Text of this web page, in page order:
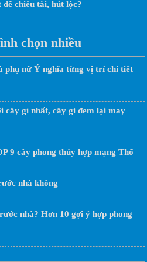
chiêu tài, hút lộc?
chọn nhiều
phụ nữ Ý nghĩa từng vị trí chi tiết
cây gì nhất, cây gì đem lại may
9 cây phong thủy hợp mạng Thổ
nhà không
nhà? Hơn 10 gợi ý hợp phong